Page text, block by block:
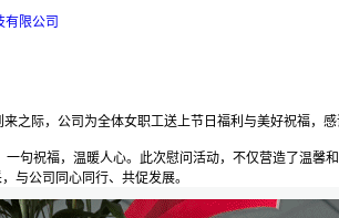
有限公司
来之际，公司为全体女职工送上节日福利与美好祝福，
一句祝福，温暖人心。此次慰问活动，不仅营造了温馨
与公司同心同行、共促发展。